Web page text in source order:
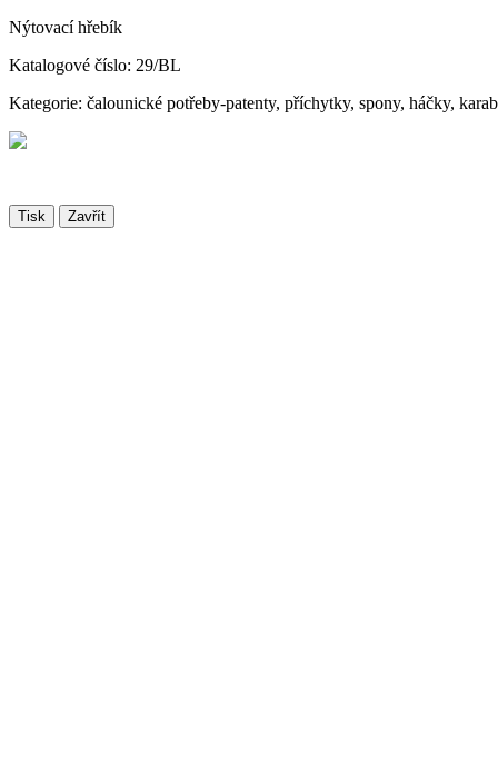
Nýtovací hřebík
Katalogové číslo: 29/BL
Kategorie: čalounické potřeby-patenty, příchytky, spony, háčky,